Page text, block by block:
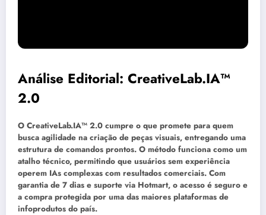
Análise Editorial: CreativeLab.IA™
2.0
O CreativeLab.IA™ 2.0 cumpre o que promete para quem
busca agilidade na criação de peças visuais, entregando uma
estrutura de comandos prontos. O método funciona como um
atalho técnico, permitindo que usuários sem experiência
operem IAs complexas com resultados comerciais. Com
garantia de 7 dias e suporte via Hotmart, o acesso é seguro e
a compra protegida por uma das maiores plataformas de
infoprodutos do país.